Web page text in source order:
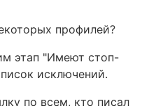
профилей?
этап "Имеют стоп-
исключений.
по всем, кто писал